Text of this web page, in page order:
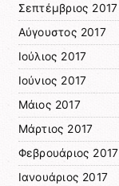
Σεπτέμβριος 2017
Αύγουστος 2017
Ιούλιος 2017
Ιούνιος 2017
Μάιος 2017
Μάρτιος 2017
Φεβρουάριος 2017
Ιανουάριος 2017